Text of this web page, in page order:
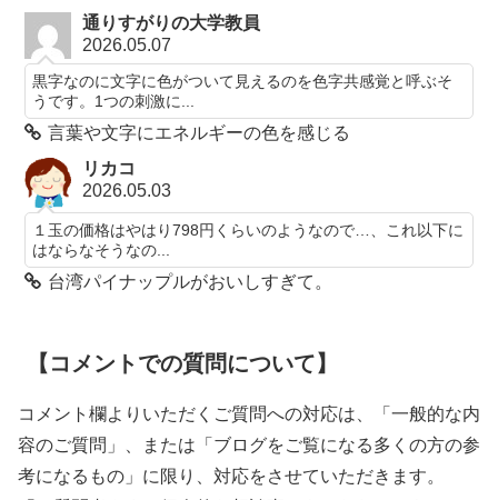
通りすがりの大学教員
2026.05.07
黒字なのに文字に色がついて見えるのを色字共感覚と呼ぶそ
うです。1つの刺激に...
言葉や文字にエネルギーの色を感じる
リカコ
2026.05.03
１玉の価格はやはり798円くらいのようなので…、これ以下に
はならなそうなの...
台湾パイナップルがおいしすぎて。
【コメントでの質問について】
コメント欄よりいただくご質問への対応は、「一般的な内
容のご質問」、または「ブログをご覧になる多くの方の参
考になるもの」に限り、対応をさせていただきます。